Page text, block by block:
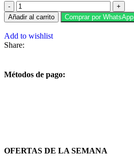
Añadir al carrito Comprar por WhatsApp
Add to wishlist
Share:
Métodos de pago:
OFERTAS DE LA SEMANA